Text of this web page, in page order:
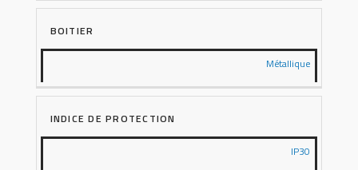
BOITIER
Métallique
INDICE DE PROTECTION
IP30